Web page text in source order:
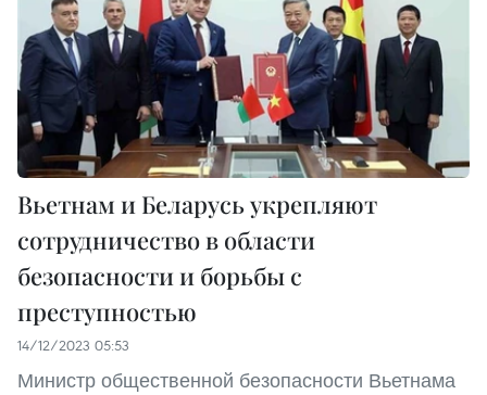
Вьетнам и Беларусь укрепляют
сотрудничество в области
безопасности и борьбы с
преступностью
14/12/2023 05:53
Министр общественной безопасности Вьетнама